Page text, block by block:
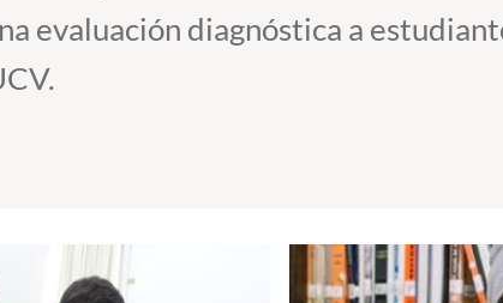
evaluación diagnóstica a